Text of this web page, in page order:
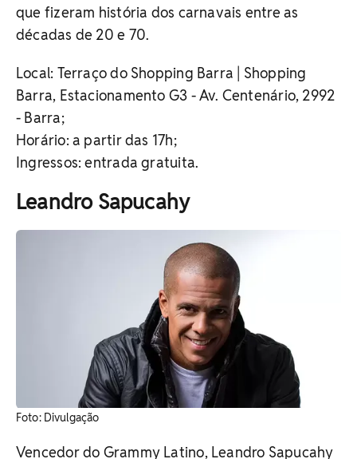
que fizeram história dos carnavais entre as
décadas de 20 e 70.
Local: Terraço do Shopping Barra | Shopping
Barra, Estacionamento G3 -Av. Centenário, 2992
- Barra;
Horário: a partir das 17h;
Ingressos: entrada gratuita.
Leandro Sapucahy
Foto: Divulgação
Vencedor do Grammy Latino, Leandro Sapucahy